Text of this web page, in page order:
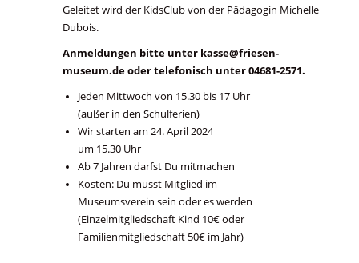
Geleitet wird der KidsClub von der Pädagogin Michelle
Dubois.
Anmeldungen bitte unter kasse@friesen-
museum.de oder telefonisch unter 04681-2571.
Jeden Mittwoch von 15.30 bis 17 Uhr
(außer in den Schulferien)
Wir starten am 24. April 2024
um 15.30 Uhr
Ab 7 Jahren darfst Du mitmachen
Kosten: Du musst Mitglied im
Museumsverein sein oder es werden
(Einzelmitgliedschaft Kind 10€ oder
Familienmitgliedschaft 50€ im Jahr)